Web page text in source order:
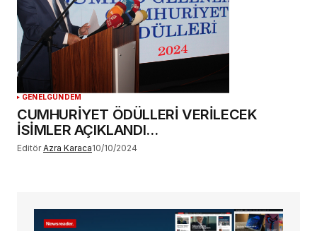
GENELGÜNDEM
CUMHURİYET ÖDÜLLERİ VERİLECEK
İSİMLER AÇIKLANDI…
Editör Azra Karaca10/10/2024